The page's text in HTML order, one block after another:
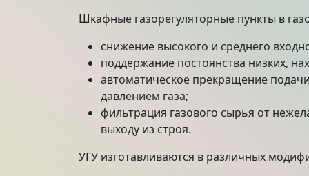
Шкафные газорегуляторные пункты в
снижение высокого и среднего
поддержание постоянства низких,
автоматическое прекращение
давлением газа;
фильтрация газового сырья от
выходу из строя.
УГУ изготавливаются в различных